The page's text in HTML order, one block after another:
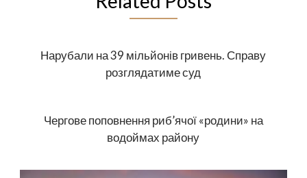
Нарубали на 39 мільйонів гривень. Справу
розглядатиме суд
Чергове поповнення риб’ячої «родини» на
водоймах району